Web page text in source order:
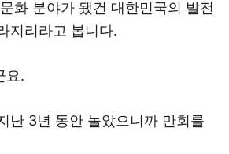
화 분야가 됐건 대한민국의 발전
지리라고 봅니다.
요.
난 3년 동안 놀았으니까 만회를